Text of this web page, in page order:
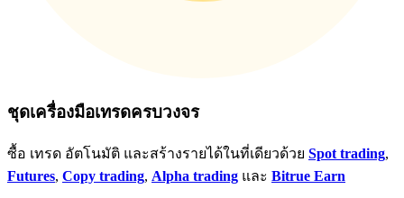
ชุดเครื่องมือเทรดครบวงจร
ซื้อ เทรด อัตโนมัติ และสร้างรายได้ในที่เดียวด้วย Spot trading,
Futures, Copy trading, Alpha trading และ Bitrue Earn